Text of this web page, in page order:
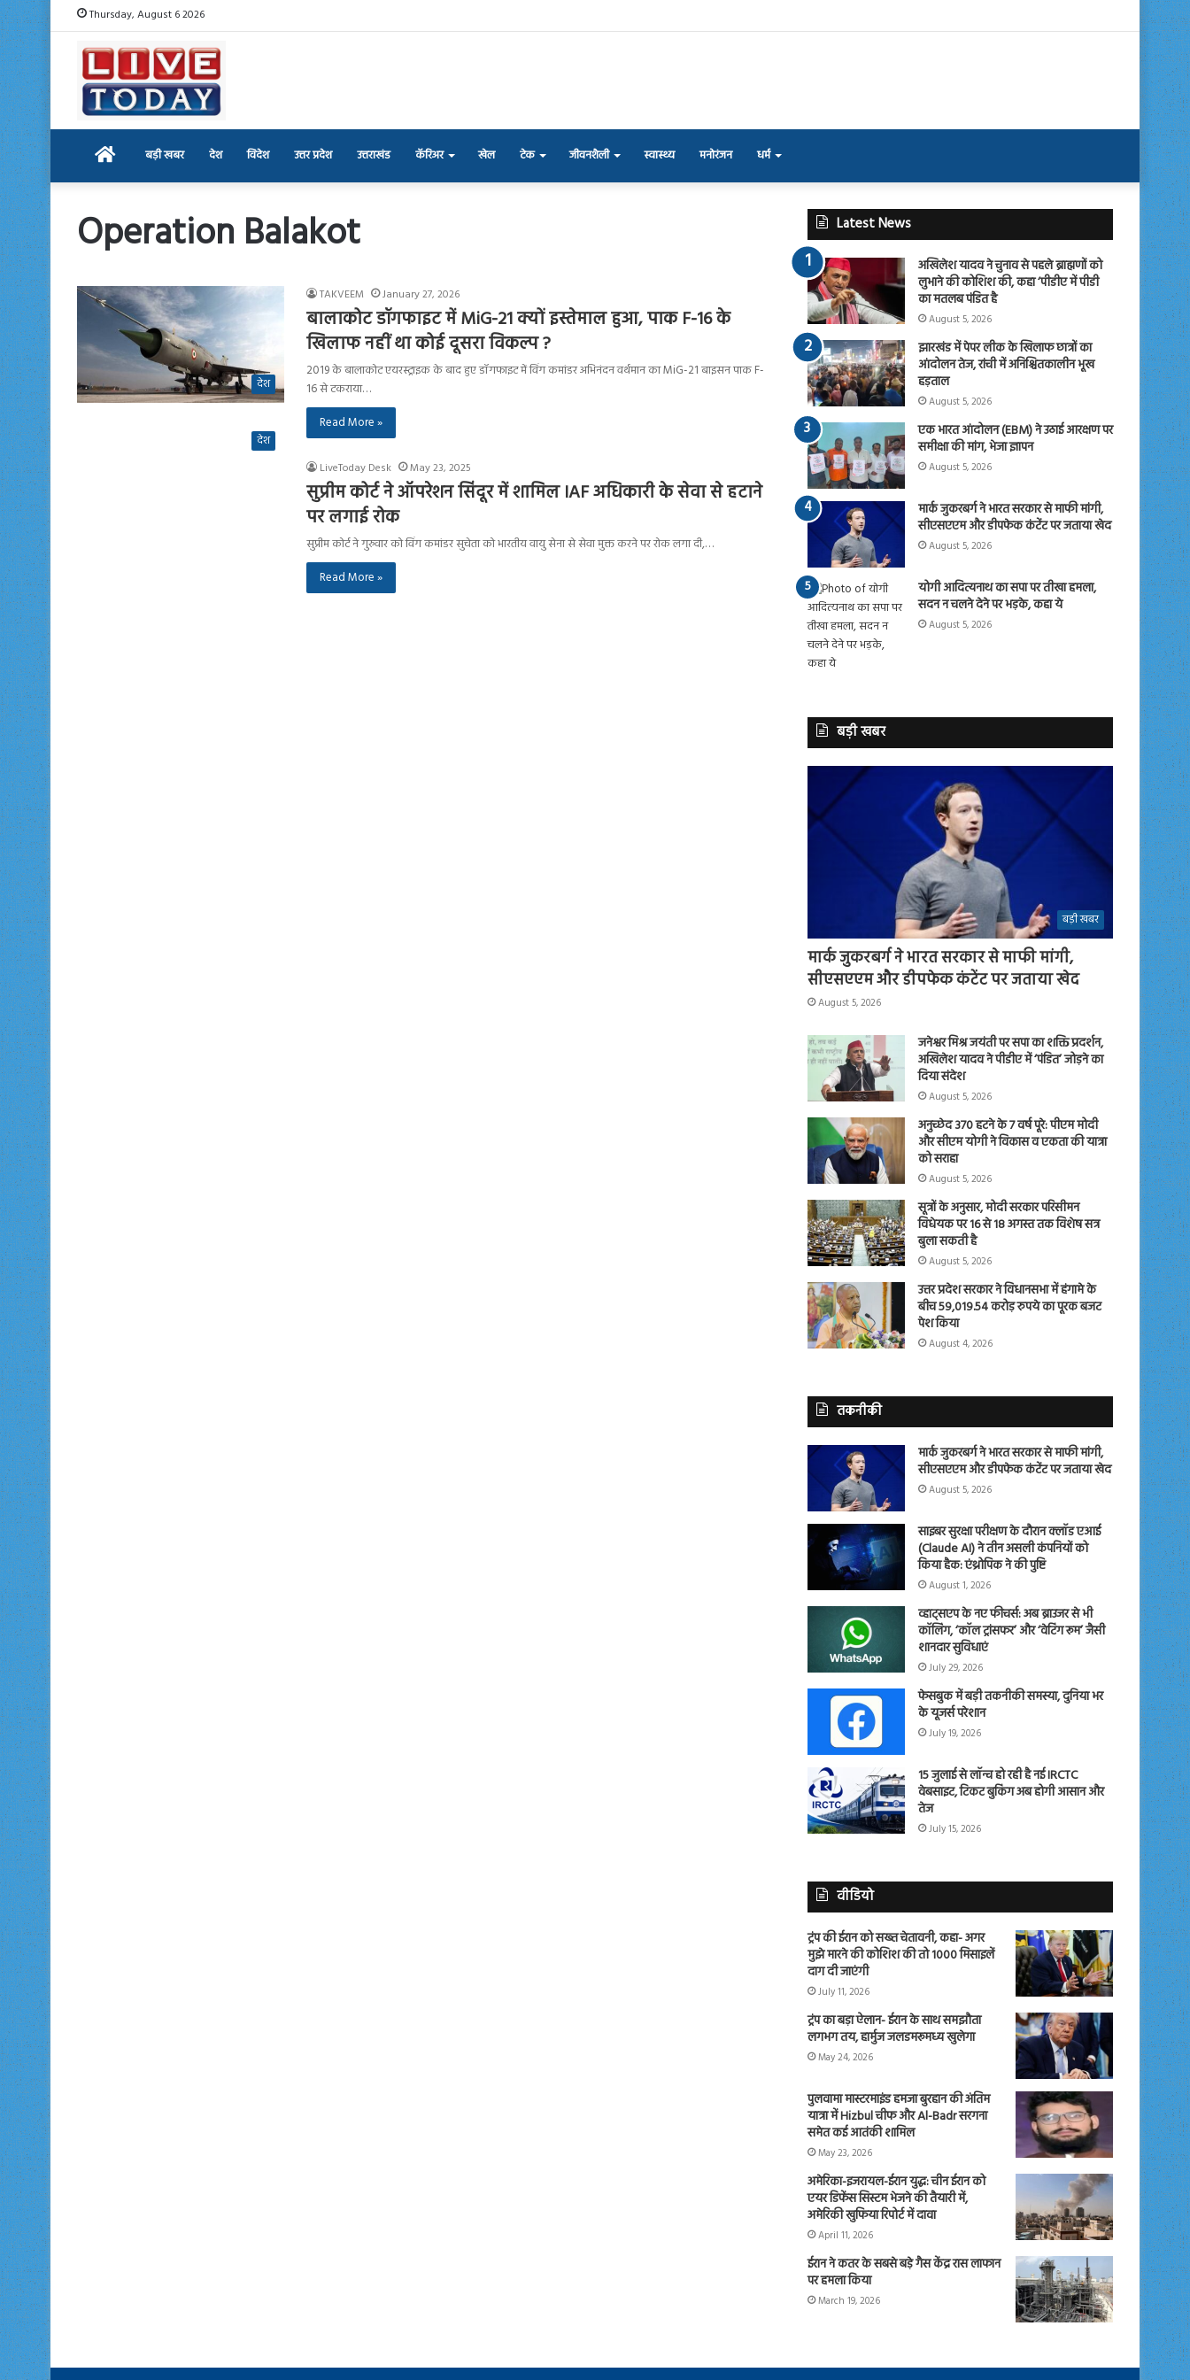
Thursday, August 6 2026
Home बड़ी खबर देश विदेश उत्तर प्रदेश उत्तराखंड कॅरिअर खेल टेक जीवनशैली स्वास्थ्य मनोरंजन धर्म
Operation Balakot
देश
TAKVEEM January 27, 2026
बालाकोट डॉगफाइट में MiG-21 क्यों इस्तेमाल हुआ, पाक F-16 के
खिलाफ नहीं था कोई दूसरा विकल्प ?
2019 के बालाकोट एयरस्ट्राइक के बाद हुए डॉगफाइट में विंग कमांडर अभिनंदन वर्थमान का MiG-21 बाइसन पाक F-
16 से टकराया…
Read More »
देश
LiveToday Desk
May 23, 2025
सुप्रीम कोर्ट ने ऑपरेशन सिंदूर में शामिल IAF अधिकारी के सेवा से हटाने
पर लगाई रोक
सुप्रीम कोर्ट ने गुरुवार को विंग कमांडर सुचेता को भारतीय वायु सेना से सेवा मुक्त करने पर रोक लगा दी,…
Read More »
Latest News
अखिलेश यादव ने चुनाव से पहले ब्राह्मणों को
लुभाने की कोशिश की, कहा ‘पीडीए में पीडी
का मतलब पंडित है
August 5, 2026
झारखंड में पेपर लीक के खिलाफ छात्रों का
आंदोलन तेज, रांची में अनिश्चितकालीन भूख
हड़ताल
August 5, 2026
एक भारत आंदोलन (EBM) ने उठाई आरक्षण पर
समीक्षा की मांग, भेजा ज्ञापन
August 5, 2026
मार्क जुकरबर्ग ने भारत सरकार से माफी मांगी,
सीएसएएम और डीपफेक कंटेंट पर जताया खेद
August 5, 2026
योगी आदित्यनाथ का सपा पर तीखा हमला,
सदन न चलने देने पर भड़के, कहा ये
August 5, 2026
बड़ी खबर
बड़ी खबर
मार्क जुकरबर्ग ने भारत सरकार से माफी मांगी,
सीएसएएम और डीपफेक कंटेंट पर जताया खेद
August 5, 2026
जनेश्वर मिश्र जयंती पर सपा का शक्ति प्रदर्शन,
अखिलेश यादव ने पीडीए में ‘पंडित’ जोड़ने का
दिया संदेश
August 5, 2026
अनुच्छेद 370 हटने के 7 वर्ष पूरे: पीएम मोदी
और सीएम योगी ने विकास व एकता की यात्रा
को सराहा
August 5, 2026
सूत्रों के अनुसार, मोदी सरकार परिसीमन
विधेयक पर 16 से 18 अगस्त तक विशेष सत्र
बुला सकती है
August 5, 2026
उत्तर प्रदेश सरकार ने विधानसभा में हंगामे के
बीच 59,019.54 करोड़ रुपये का पूरक बजट
पेश किया
August 4, 2026
तकनीकी
मार्क जुकरबर्ग ने भारत सरकार से माफी मांगी,
सीएसएएम और डीपफेक कंटेंट पर जताया खेद
August 5, 2026
साइबर सुरक्षा परीक्षण के दौरान क्लॉड एआई
(Claude AI) ने तीन असली कंपनियों को
किया हैक: एंथ्रोपिक ने की पुष्टि
August 1, 2026
व्हाट्सएप के नए फीचर्स: अब ब्राउजर से भी
कॉलिंग, ‘कॉल ट्रांसफर’ और ‘वेटिंग रूम’ जैसी
शानदार सुविधाएं
July 29, 2026
फेसबुक में बड़ी तकनीकी समस्या, दुनिया भर
के यूजर्स परेशान
July 19, 2026
15 जुलाई से लॉन्च हो रही है नई IRCTC
वेबसाइट, टिकट बुकिंग अब होगी आसान और
तेज
July 15, 2026
वीडियो
ट्रंप की ईरान को सख्त चेतावनी, कहा- अगर
मुझे मारने की कोशिश की तो 1000 मिसाइलें
दाग दी जाएंगी
July 11, 2026
ट्रंप का बड़ा ऐलान- ईरान के साथ समझौता
लगभग तय, हार्मुज जलडमरूमध्य खुलेगा
May 24, 2026
पुलवामा मास्टरमाइंड हमजा बुरहान की अंतिम
यात्रा में Hizbul चीफ और Al-Badr सरगना
समेत कई आतंकी शामिल
May 23, 2026
अमेरिका-इजरायल-ईरान युद्ध: चीन ईरान को
एयर डिफेंस सिस्टम भेजने की तैयारी में,
अमेरिकी खुफिया रिपोर्ट में दावा
April 11, 2026
ईरान ने कतर के सबसे बड़े गैस केंद्र रास लाफान
पर हमला किया
March 19, 2026